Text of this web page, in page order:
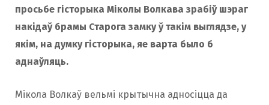
просьбе гісторыка Міколы Волкава зрабіў шэраг
накідаў брамы Старога замку ў такім выглядзе, у
якім, на думку гісторыка, яе варта было б
аднаўляць.
Мікола Волкаў вельмі крытычна адносіцца да